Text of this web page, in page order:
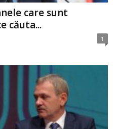
care sunt
căuta...
1